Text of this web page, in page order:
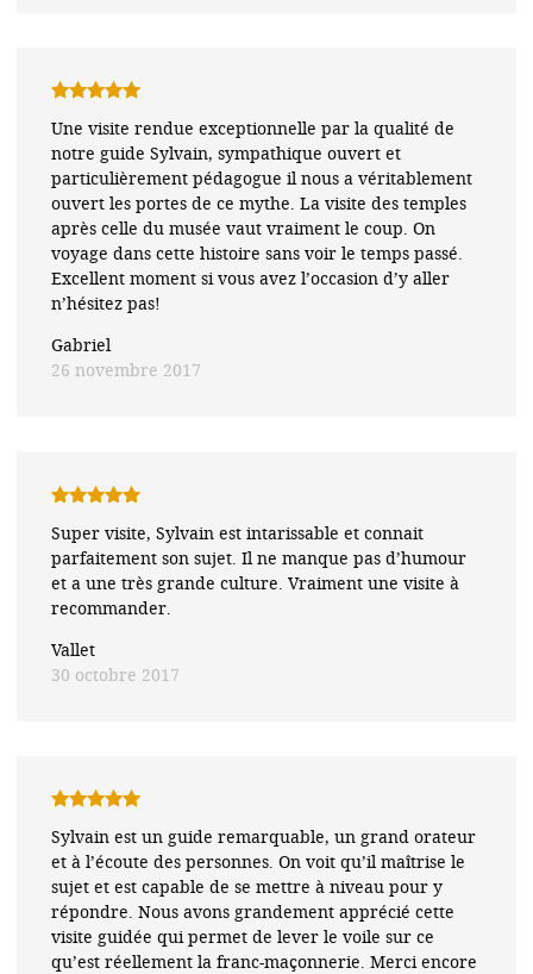
5
Gabriel
26 novembre 2017
Une visite rendue exceptionnelle par la qualité de
notre guide Sylvain, sympathique ouvert et
particulièrement pédagogue il nous a véritablement
ouvert les portes de ce mythe. La visite des temples
après celle du musée vaut vraiment le coup. On
voyage dans cette histoire sans voir le temps passé.
Excellent moment si vous avez l’occasion d’y aller
n’hésitez pas!
5
Vallet
30 octobre 2017
Super visite, Sylvain est intarissable et connait
parfaitement son sujet. Il ne manque pas d’humour
et a une très grande culture. Vraiment une visite à
recommander.
5
Sylvain est un guide remarquable, un grand orateur
et à l’écoute des personnes. On voit qu’il maîtrise le
sujet et est capable de se mettre à niveau pour y
répondre. Nous avons grandement apprécié cette
visite guidée qui permet de lever le voile sur ce
qu’est réellement la franc-maçonnerie. Merci encore